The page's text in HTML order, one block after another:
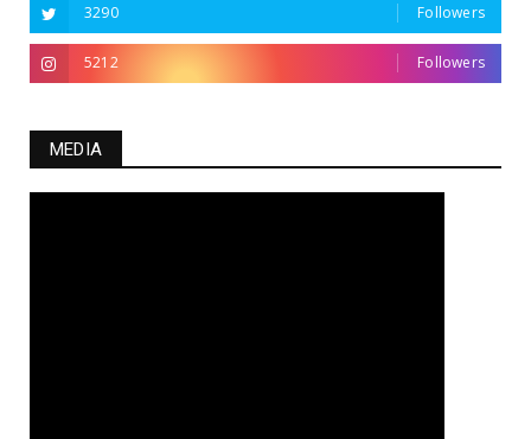
3290 Followers
5212 Followers
MEDIA